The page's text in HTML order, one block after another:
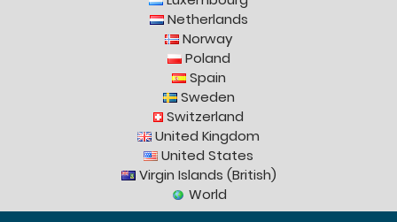
Netherlands
Norway
Poland
Spain
Sweden
Switzerland
United Kingdom
United States
Virgin Islands (British)
World